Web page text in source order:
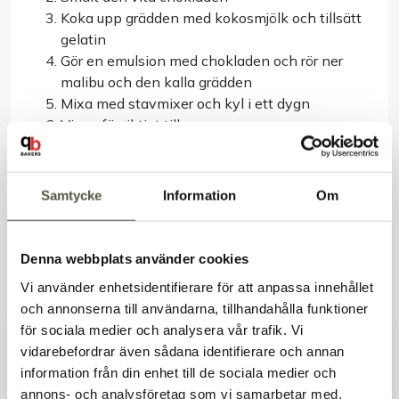
Samtycke Information Om
Denna webbplats använder cookies
Vi använder enhetsidentifierare för att anpassa innehållet
och annonserna till användarna, tillhandahålla funktioner
för sociala medier och analysera vår trafik. Vi
vidarebefordrar även sådana identifierare och annan
information från din enhet till de sociala medier och
annons- och analysföretag som vi samarbetar med.
Koka upp grädden med kokosmjölk och tillsätt
gelatin
Gör en emulsion med chokladen och rör ner
malibu och den kalla grädden
Mixa med stavmixer och kyl i ett dygn
Vispa försiktigt till mousse
Lime- och kokosmarängplatta
Blanda limesaft, vatten, äggvitepulver och
Tillsätt florsocker och vänd ner med slickepott
över serveringsglaset – mät för rätt storlek
Sprinkla över kokos och baka i ugn på 60°c i
cirka två timmar
Mandelkaka
Välkommen till Bakers!